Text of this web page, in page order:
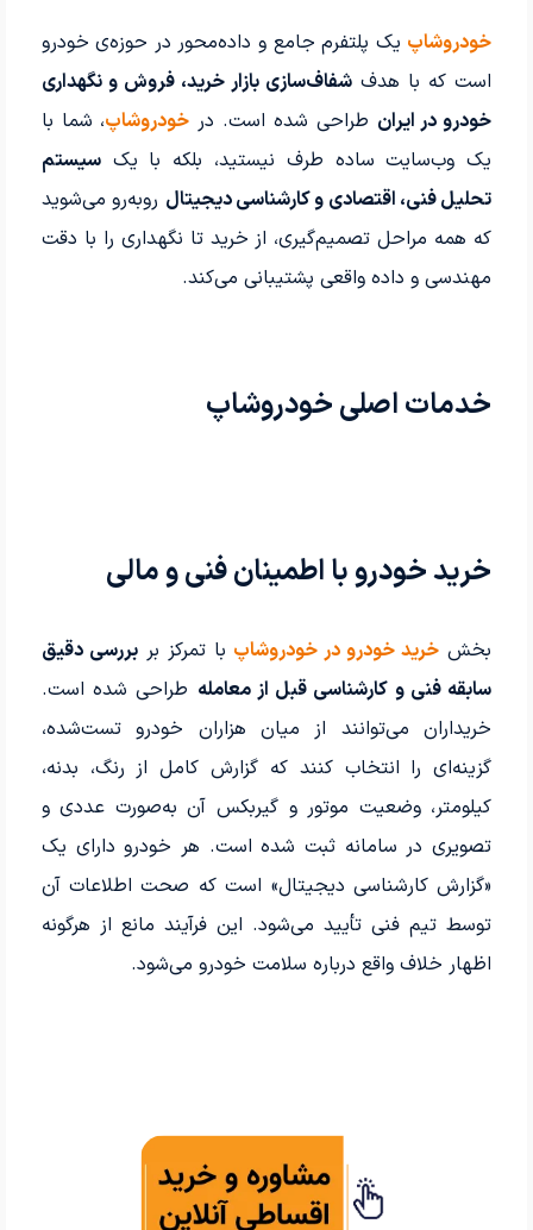
خودروشاپ یک پلتفرم جامع و داده‌محور در حوزه‌ی خودرو
است که با هدف شفاف‌سازی بازار خرید، فروش و نگهداری
خودرو در ایران طراحی شده است. در خودروشاپ، شما با
یک وب‌سایت ساده طرف نیستید، بلکه با یکسیستم
تحلیل فنی، اقتصادی و کارشناسی دیجیتال روبه‌رو می‌شوید
که همه مراحل تصمیم‌گیری، از خرید تا نگهداری را با دقت
مهندسی و داده واقعی پشتیبانی می‌کند.
خدمات اصلی خودروشاپ
خرید خودرو با اطمینان فنی و مالی
بخش خرید خودرو در خودروشاپ با تمرکز بربررسی دقیق
سابقه فنی و کارشناسی قبل از معامله طراحی شده است.
خریداران می‌توانند از میان هزاران خودرو تست‌شده،
گزینه‌ای را انتخاب کنند که گزارش کامل از رنگ، بدنه،
کیلومتر، وضعیت موتور و گیربکس آن به‌صورت عددی و
تصویری در سامانه ثبت شده است. هر خودرو دارای یک
«گزارش کارشناسی دیجیتال» است که صحت اطلاعات آن
توسط تیم فنی تأیید می‌شود. این فرآیند مانع از هرگونه
اظهار خلاف واقع درباره سلامت خودرو می‌شود.